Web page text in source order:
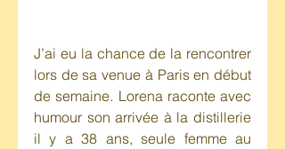
J’ai eu la chance de la rencontrer
lors de sa venue à Paris en début
de semaine. Lorena raconte avec
humour son arrivée à la distillerie
il y a 38 ans, seule femme au